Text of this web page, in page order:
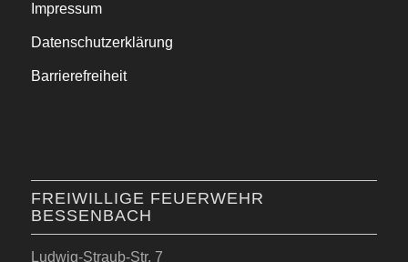
Impressum
Datenschutzerklärung
Barrierefreiheit
FREIWILLIGE FEUERWEHR
BESSENBACH
Ludwig-Straub-Str. 7